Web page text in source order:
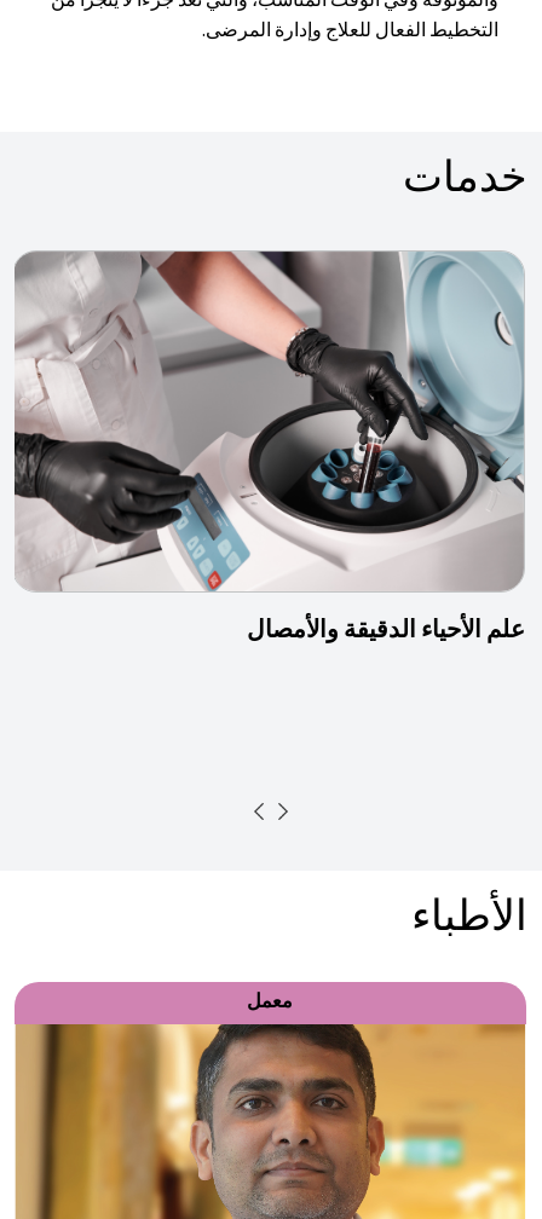
التخطيط الفعال للعلاج وإدارة المرضى.
خدمات
علم الأحياء الدقيقة والأمصال
الأطباء
معمل